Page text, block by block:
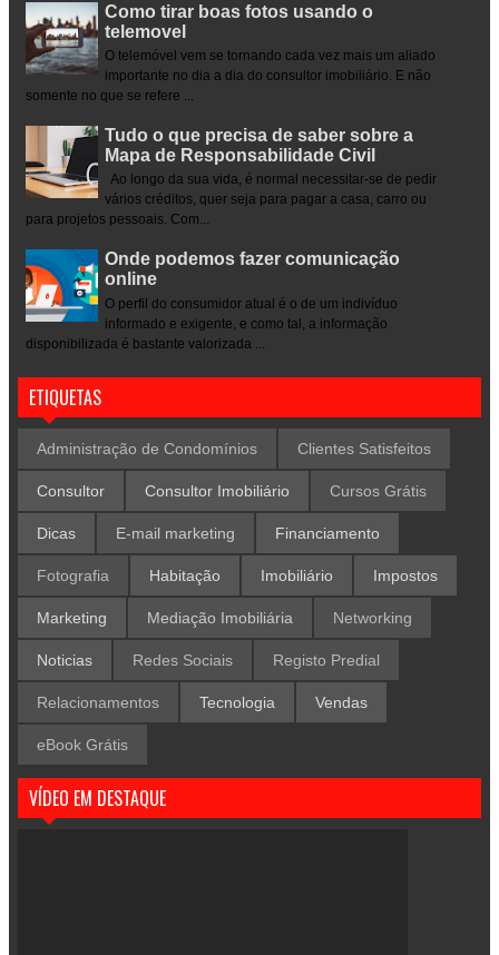
Como tirar boas fotos usando o
telemovel
O telemóvel vem se tornando cada vez mais um aliado
importante no dia a dia do consultor imobiliário. E não
somente no que se refere ...
Tudo o que precisa de saber sobre a
Mapa de Responsabilidade Civil
Ao longo da sua vida, é normal necessitar-se de pedir
vários créditos, quer seja para pagar a casa, carro ou
para projetos pessoais. Com...
Onde podemos fazer comunicação
online
O perfil do consumidor atual é o de um indivíduo
informado e exigente, e como tal, a informação
disponibilizada é bastante valorizada ...
ETIQUETAS
Administração de Condomínios Clientes Satisfeitos
Consultor Consultor Imobiliário Cursos Grátis
Dicas E-mail marketing Financiamento
Fotografia Habitação Imobiliário Impostos
Marketing Mediação Imobiliária Networking
Noticias Redes Sociais Registo Predial
Relacionamentos Tecnologia Vendas
eBook Grátis
VÍDEO EM DESTAQUE